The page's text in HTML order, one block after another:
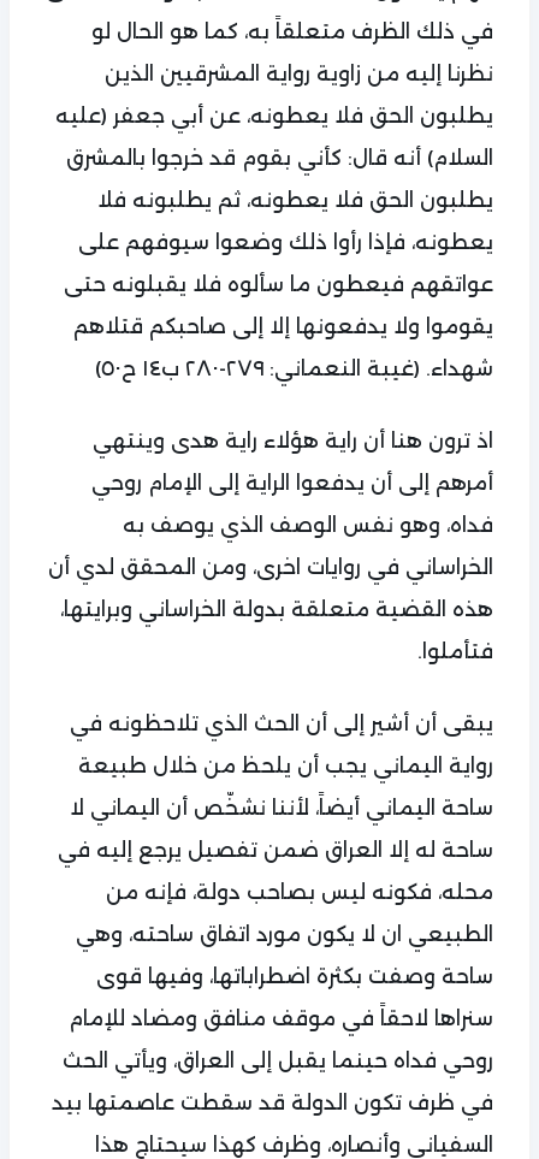
في ذلك الظرف متعلقاً به، كما هو الحال لو
نظرنا إليه من زاوية رواية المشرقيين الذين
يطلبون الحق فلا يعطونه، عن أبي جعفر (عليه
السلام) أنه قال: كأني بقوم قد خرجوا بالمشرق
يطلبون الحق فلا يعطونه، ثم يطلبونه فلا
يعطونه، فإذا رأوا ذلك وضعوا سيوفهم على
عواتقهم فيعطون ما سألوه فلا يقبلونه حتى
يقوموا ولا يدفعونها إلا إلى صاحبكم قتلاهم
شهداء. (غيبة النعماني: ٢٧٩-٢٨٠ ب١٤ ح٥٠)
اذ ترون هنا أن راية هؤلاء راية هدى وينتهي
أمرهم إلى أن يدفعوا الراية إلى الإمام روحي
فداه، وهو نفس الوصف الذي يوصف به
الخراساني في روايات اخرى، ومن المحقق لدي أن
هذه القضية متعلقة بدولة الخراساني وبرايتها،
فتأملوا.
يبقى أن أشير إلى أن الحث الذي تلاحظونه في
رواية اليماني يجب أن يلحظ من خلال طبيعة
ساحة اليماني أيضاً، لأننا نشخّص أن اليماني لا
ساحة له إلا العراق ضمن تفصيل يرجع إليه في
محله، فكونه ليس بصاحب دولة، فإنه من
الطبيعي ان لا يكون مورد اتفاق ساحته، وهي
ساحة وصفت بكثرة اضطراباتها، وفيها قوى
سنراها لاحقاً في موقف منافق ومضاد للإمام
روحي فداه حينما يقبل إلى العراق، ويأتي الحث
في ظرف تكون الدولة قد سقطت عاصمتها بيد
السفياني وأنصاره، وظرف كهذا سيحتاج هذا